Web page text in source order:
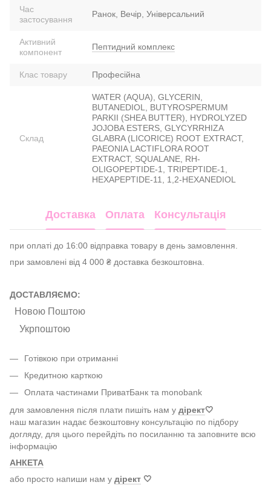
Час
застосування
Ранок, Вечір, Універсальний
Активний
компонент
Пептидний комплекс
Клас товару Професійна
Склад
WATER (AQUA), GLYCERIN,
BUTANEDIOL, BUTYROSPERMUM
PARKII (SHEA BUTTER), HYDROLYZED
JOJOBA ESTERS, GLYCYRRHIZA
GLABRA (LICORICE) ROOT EXTRACT,
PAEONIA LACTIFLORA ROOT
EXTRACT, SQUALANE, RH-
OLIGOPEPTIDE-1, TRIPEPTIDE-1,
HEXAPEPTIDE-11, 1,2-HEXANEDIOL
Доставка Оплата Консультація
при оплаті до 16:00 відправка товару в день замовлення.
при замовлені від 4 000 ₴ доставка безкоштовна.
ДОСТАВЛЯЄМО:
Новою Поштою
Укрпоштою
Готівкою при отриманні
Кредитною карткою
Оплата частинами ПриватБанк та monobank
для замовлення після плати пишіть нам у дірект🤍
наш магазин надає безкоштовну консультацію по підбору
догляду, для цього перейдіть по посиланню та заповните всю
інформацію
АНКЕТА
або просто напиши нам у дірект 🤍